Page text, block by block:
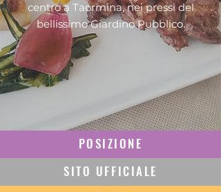
centro a Taormina, nei pressi del
bellissimo Giardino Pubblico.
POSIZIONE
SITO UFFICIALE